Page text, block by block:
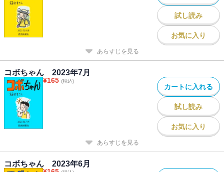
試し読み
お気に入り
あらすじを見る
コボちゃん 2023年7月
¥165 (税込)
カートに入れる
試し読み
お気に入り
あらすじを見る
コボちゃん 2023年6月